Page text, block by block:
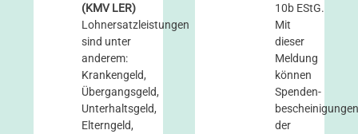
(KMV LER)
Lohnersatzleistungen
sind unter
anderem:
Krankengeld,
Übergangsgeld,
Unterhaltsgeld,
Elterngeld,
10b EStG.
Mit
dieser
Meldung
können
Spenden­
bescheinigungen
der